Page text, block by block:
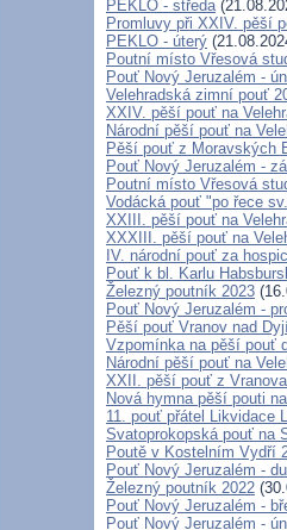
PEKLO - středa
Promluvy při XXIV. pěší
PEKLO - úterý
Poutní místo Vřesová
Pouť Nový Jeruzalém -
Velehradská zimní pouť
XXIV. pěší pouť na
Národní pěší pouť na
Pěší pouť z Moravských
Pouť Nový Jeruzalém -
Poutní místo Vřesová
Vodácká pouť "po řece
XXIII. pěší pouť na
XXXIII. pěší pouť na
IV. národní pouť za
Pouť k bl. Karlu
Železný poutník 2023
Pouť Nový Jeruzalém -
Pěší pouť Vranov nad
Vzpomínka na pěší pouť
Národní pěší pouť na
XXII. pěší pouť z
Nová hymna pěší pouti
11. pouť přátel Likvidace
Svatoprokopská pouť na
Poutě v Kostelním Vydří
Pouť Nový Jeruzalém -
Železný poutník 2022
Pouť Nový Jeruzalém -
Pouť Nový Jeruzalém -